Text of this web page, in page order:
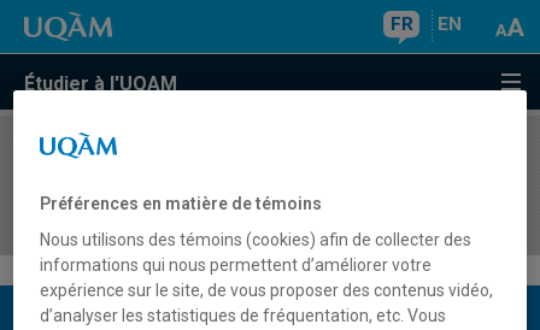
FR EN
Étudier à l'UQAM
COURS//
systémique en thérapie sexuelle
Description du cours
Préférences en matière de témoins
Nous utilisons des témoins (cookies) afin de collecter des
informations qui nous permettent d’améliorer votre
expérience sur le site, de vous proposer des contenus vidéo,
d’analyser les statistiques de fréquentation, etc. Vous